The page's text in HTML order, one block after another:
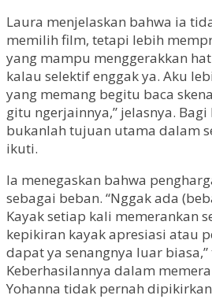
Laura menjelaskan bahwa ia
memilih film, tetapi lebih
yang mampu menggerakkan
kalau selektif enggak ya. Aku
yang memang begitu baca
gitu ngerjainnya,” jelasnya.
bukanlah tujuan utama dalam
ikuti.
Ia menegaskan bahwa
sebagai beban. “Nggak ada
Kayak setiap kali memerankan
kepikiran kayak apresiasi atau
dapat ya senangnya luar
Keberhasilannya dalam
Yohanna tidak pernah